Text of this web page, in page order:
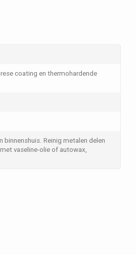
coating en thermohardende
binnenshuis. Reinig metalen delen
vaseline-olie of autowax,